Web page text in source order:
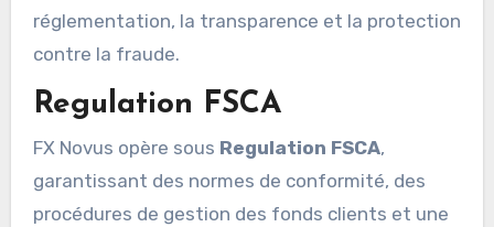
réglementation, la transparence et la protection
contre la fraude.
Regulation FSCA
FX Novus opère sous Regulation FSCA,
garantissant des normes de conformité, des
procédures de gestion des fonds clients et une